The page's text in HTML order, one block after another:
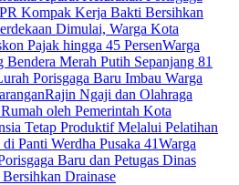
Kompak Kerja Bakti Bersihkan
Dimulai, Warga Kota
Pajak hingga 45 PersenWarga
Merah Putih Sepanjang 81
Porisgaga Baru Imbau Warga
Rajin Ngaji dan Olahraga
oleh Pemerintah Kota
Tetap Produktif Melalui Pelatihan
Panti Werdha Pusaka 41Warga
Baru dan Petugas Dinas
Drainase